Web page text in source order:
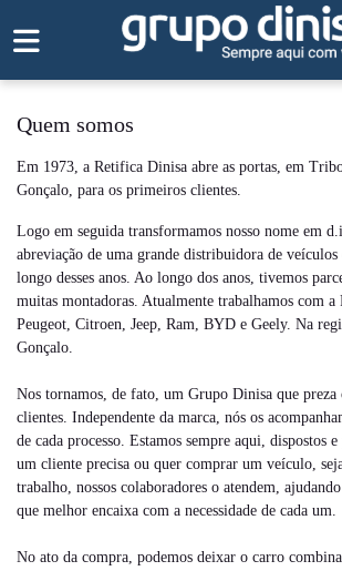
Quem somos
Em 1973, a Retifica Dinisa abre as portas, em
Gonçalo, para os primeiros clientes.
Logo em seguida transformamos nosso nome em
abreviação de uma grande distribuidora de veículos
longo desses anos. Ao longo dos anos, tivemos
muitas montadoras. Atualmente trabalhamos com a
Peugeot, Citroen, Jeep, Ram, BYD e Geely. Na
Gonçalo.
Nos tornamos, de fato, um Grupo Dinisa que preza
clientes. Independente da marca, nós os
de cada processo. Estamos sempre aqui, dispostos
um cliente precisa ou quer comprar um veículo,
trabalho, nossos colaboradores o atendem,
que melhor encaixa com a necessidade de cada um.
No ato da compra, podemos deixar o carro